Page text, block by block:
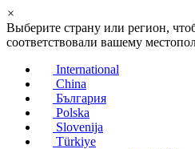
×
Выберите страну или регион,
соответствовали вашему
International
China
България
Polska
Slovenija
Türkiye